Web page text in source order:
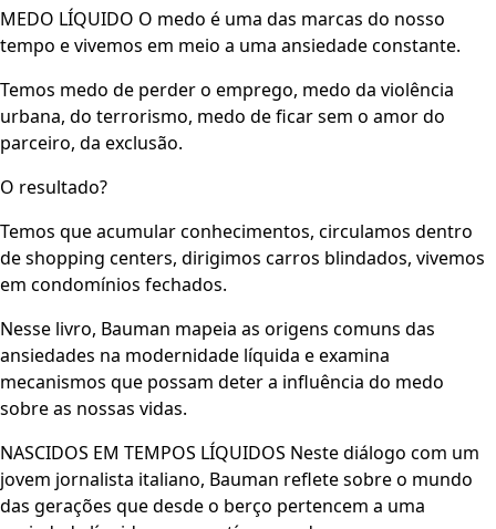
MEDO LÍQUIDO O medo é uma das marcas do nosso
tempo e vivemos em meio a uma ansiedade constante.
Temos medo de perder o emprego, medo da violência
urbana, do terrorismo, medo de ficar sem o amor do
parceiro, da exclusão.
O resultado?
Temos que acumular conhecimentos, circulamos dentro
de shopping centers, dirigimos carros blindados, vivemos
em condomínios fechados.
Nesse livro, Bauman mapeia as origens comuns das
ansiedades na modernidade líquida e examina
mecanismos que possam deter a influência do medo
sobre as nossas vidas.
NASCIDOS EM TEMPOS LÍQUIDOS Neste diálogo com um
jovem jornalista italiano, Bauman reflete sobre o mundo
das gerações que desde o berço pertencem a uma